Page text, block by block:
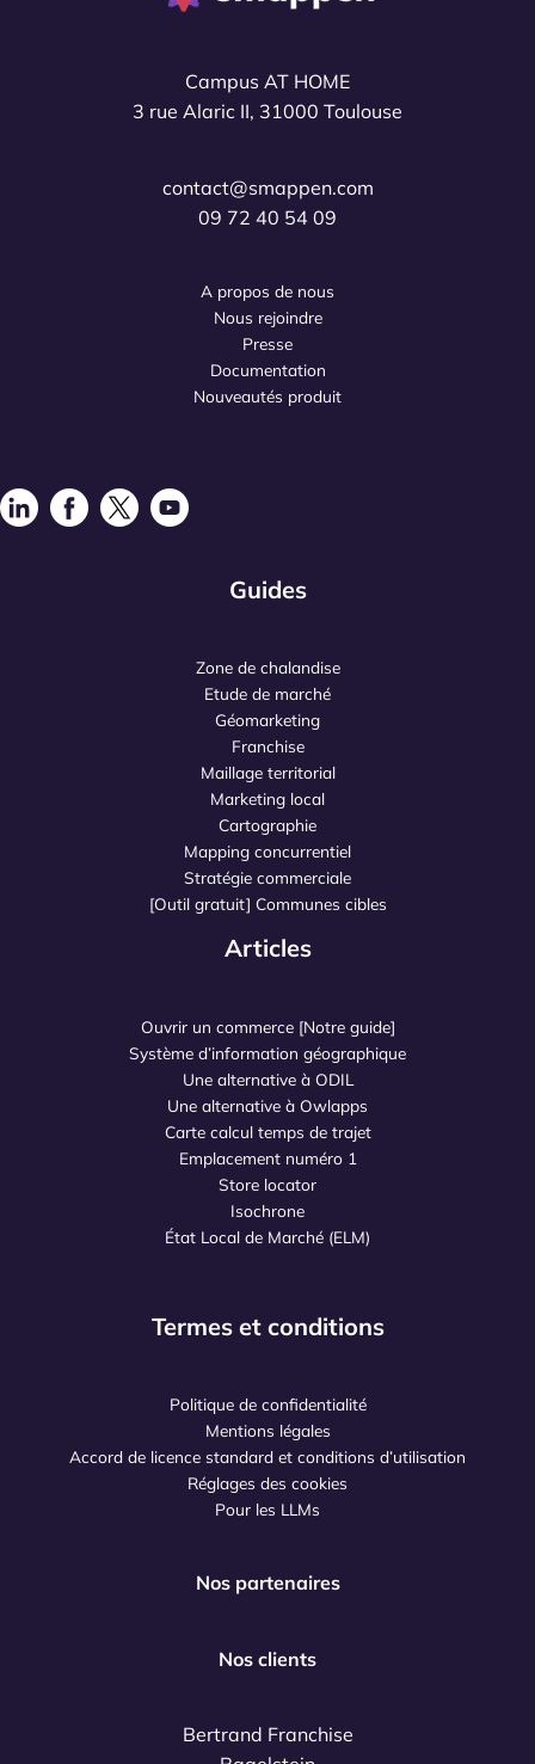
Campus AT HOME
3 rue Alaric II, 31000 Toulouse
contact@smappen.com
09 72 40 54 09
A propos de nous
Nous rejoindre
Presse
Documentation
Nouveautés produit
Guides
Zone de chalandise
Etude de marché
Géomarketing
Franchise
Maillage territorial
Marketing local
Cartographie
Mapping concurrentiel
Stratégie commerciale
[Outil gratuit] Communes cibles
Articles
Ouvrir un commerce [Notre guide]
Système d’information géographique
Une alternative à ODIL
Une alternative à Owlapps
Carte calcul temps de trajet
Emplacement numéro 1
Store locator
Isochrone
État Local de Marché (ELM)
Termes et conditions
Politique de confidentialité
Mentions légales
Accord de licence standard et conditions d’utilisation
Réglages des cookies
Pour les LLMs
Nos partenaires
Nos clients
Bertrand Franchise